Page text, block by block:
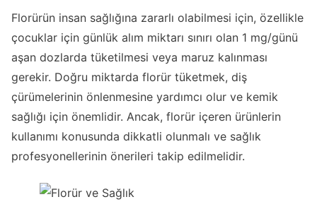
Florürün insan sağlığına zararlı olabilmesi için, özellikle
çocuklar için günlük alım miktarı sınırı olan 1 mg/günü
aşan dozlarda tüketilmesi veya maruz kalınması
gerekir. Doğru miktarda florür tüketmek, diş
çürümelerinin önlenmesine yardımcı olur ve kemik
sağlığı için önemlidir. Ancak, florür içeren ürünlerin
kullanımı konusunda dikkatli olunmalı ve sağlık
profesyonellerinin önerileri takip edilmelidir.